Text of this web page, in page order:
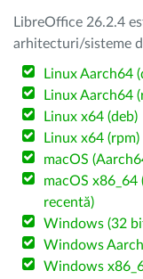
LibreOffice 26.2.4
arhitecturi/sisteme
Linux Aarch64
Linux Aarch64
Linux x64 (deb)
Linux x64 (rpm)
macOS
macOS x86_64
recentă)
Windows (32
Windows
Windows